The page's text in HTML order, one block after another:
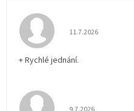
Hodnocení
11.7.2026
+ Rychlé jednání.
Hodnocení